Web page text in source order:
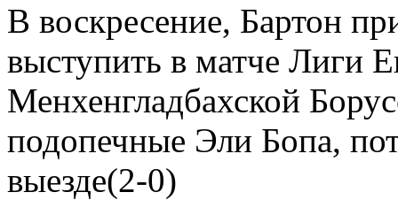
В воскресение, Бартон
выступить в матче Лиги
Менхенгладбахской
подопечные Эли Бопа,
выезде(2-0)